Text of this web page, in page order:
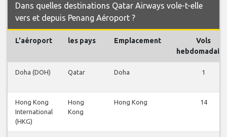
Dans quelles destinations Qatar Airways vole-t-elle
vers et depuis Penang Aéroport ?
L'aéroport les pays Emplacement
Vols
Doha (DOH) Qatar Doha 1
Hong Kong
International
(HKG)
Hong
Kong
Hong Kong 14